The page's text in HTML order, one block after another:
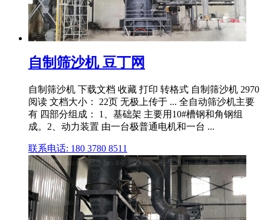
自制筛沙机 豆丁网
自制筛沙机 下载文档 收藏 打印 转格式 自制筛沙机 2970
阅读 文档大小： 22页 无极上传于 ... 全自动筛沙机主要
有 四部分组成： 1、基础架 主要用10#槽钢和角钢组
成。2、动力装置 由一台极普通电机和一台 ...
联系电话: 180 3780 8511